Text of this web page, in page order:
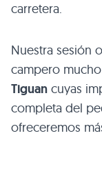
carretera.
Nuestra sesión
campero
Tiguan cuyas
completa del
ofreceremos